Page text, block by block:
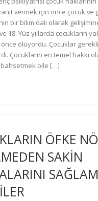
vermek için önce çocuk ve
bir bilim dalı olarak
18. Yüz yıllarda çocukların
ölüyordu. Çocuklar gerekli
Çocukların en temel hakkı
bahsetmek bile […]
ÖFKE
SAKİN